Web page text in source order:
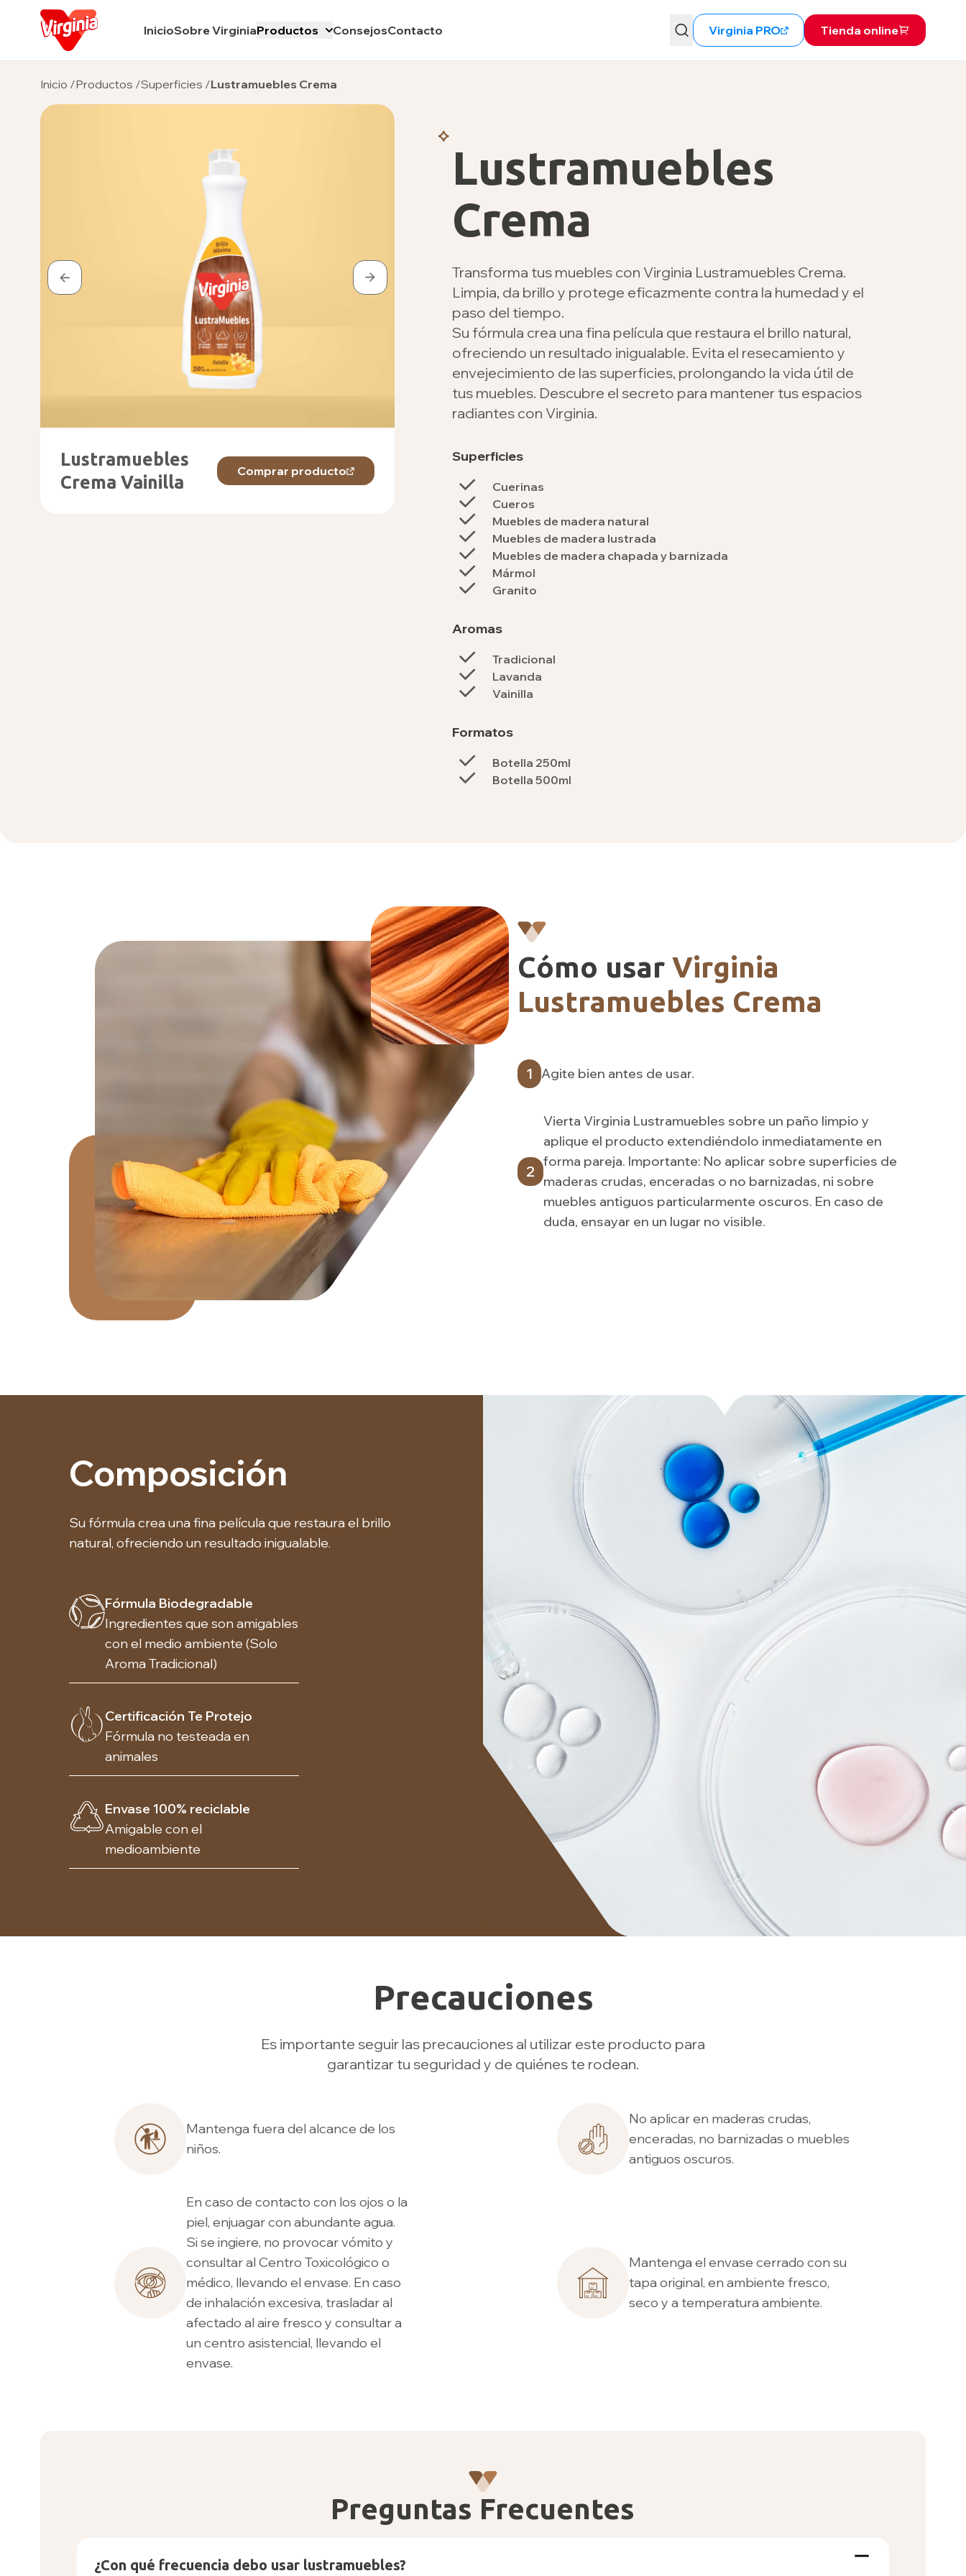
InicioSobre VirginiaProductos ConsejosContacto Virginia PRO Tienda online
Inicio /Productos /Superficies /Lustramuebles Crema
Lustramuebles
Crema Vainilla
Comprar producto
Lustramuebles
Crema Lavanda
Lustramuebles
Crema
Transforma tus muebles con Virginia Lustramuebles Crema.
Limpia, da brillo y protege eficazmente contra la humedad y el
paso del tiempo.
Su fórmula crea una fina película que restaura el brillo natural,
ofreciendo un resultado inigualable. Evita el resecamiento y
envejecimiento de las superficies, prolongando la vida útil de
tus muebles. Descubre el secreto para mantener tus espacios
radiantes con Virginia.
Superficies
Cuerinas
Cueros
Muebles de madera natural
Muebles de madera lustrada
Muebles de madera chapada y barnizada
Mármol
Granito
Aromas
Tradicional
Lavanda
Vainilla
Formatos
Botella 250ml
Botella 500ml
Cómo usar Virginia
Lustramuebles Crema
1 Agite bien antes de usar.
2
Vierta Virginia Lustramuebles sobre un paño limpio y
aplique el producto extendiéndolo inmediatamente en
forma pareja. Importante: No aplicar sobre superficies de
maderas crudas, enceradas o no barnizadas, ni sobre
muebles antiguos particularmente oscuros. En caso de
duda, ensayar en un lugar no visible.
Composición
Su fórmula crea una fina película que restaura el brillo
natural, ofreciendo un resultado inigualable.
Fórmula Biodegradable
Ingredientes que son amigables
con el medio ambiente (Solo
Aroma Tradicional)
Certificación Te Protejo
Fórmula no testeada en
animales
Envase 100% reciclable
Amigable con el
medioambiente
Precauciones
Es importante seguir las precauciones al utilizar este producto para
garantizar tu seguridad y de quiénes te rodean.
Mantenga fuera del alcance de los
niños.
No aplicar en maderas crudas,
enceradas, no barnizadas o muebles
antiguos oscuros.
En caso de contacto con los ojos o la
piel, enjuagar con abundante agua.
Si se ingiere, no provocar vómito y
consultar al Centro Toxicológico o
médico, llevando el envase. En caso
de inhalación excesiva, trasladar al
afectado al aire fresco y consultar a
un centro asistencial, llevando el
envase.
Mantenga el envase cerrado con su
tapa original, en ambiente fresco,
seco y a temperatura ambiente.
Preguntas Frecuentes
¿Con qué frecuencia debo usar lustramuebles?